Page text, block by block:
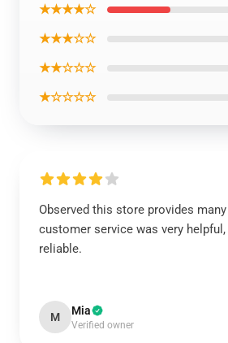
★★★★☆
★★★☆☆
★★☆☆☆
★☆☆☆☆
Observed this store provides
customer service was very
reliable.
M Mia
Verified owner